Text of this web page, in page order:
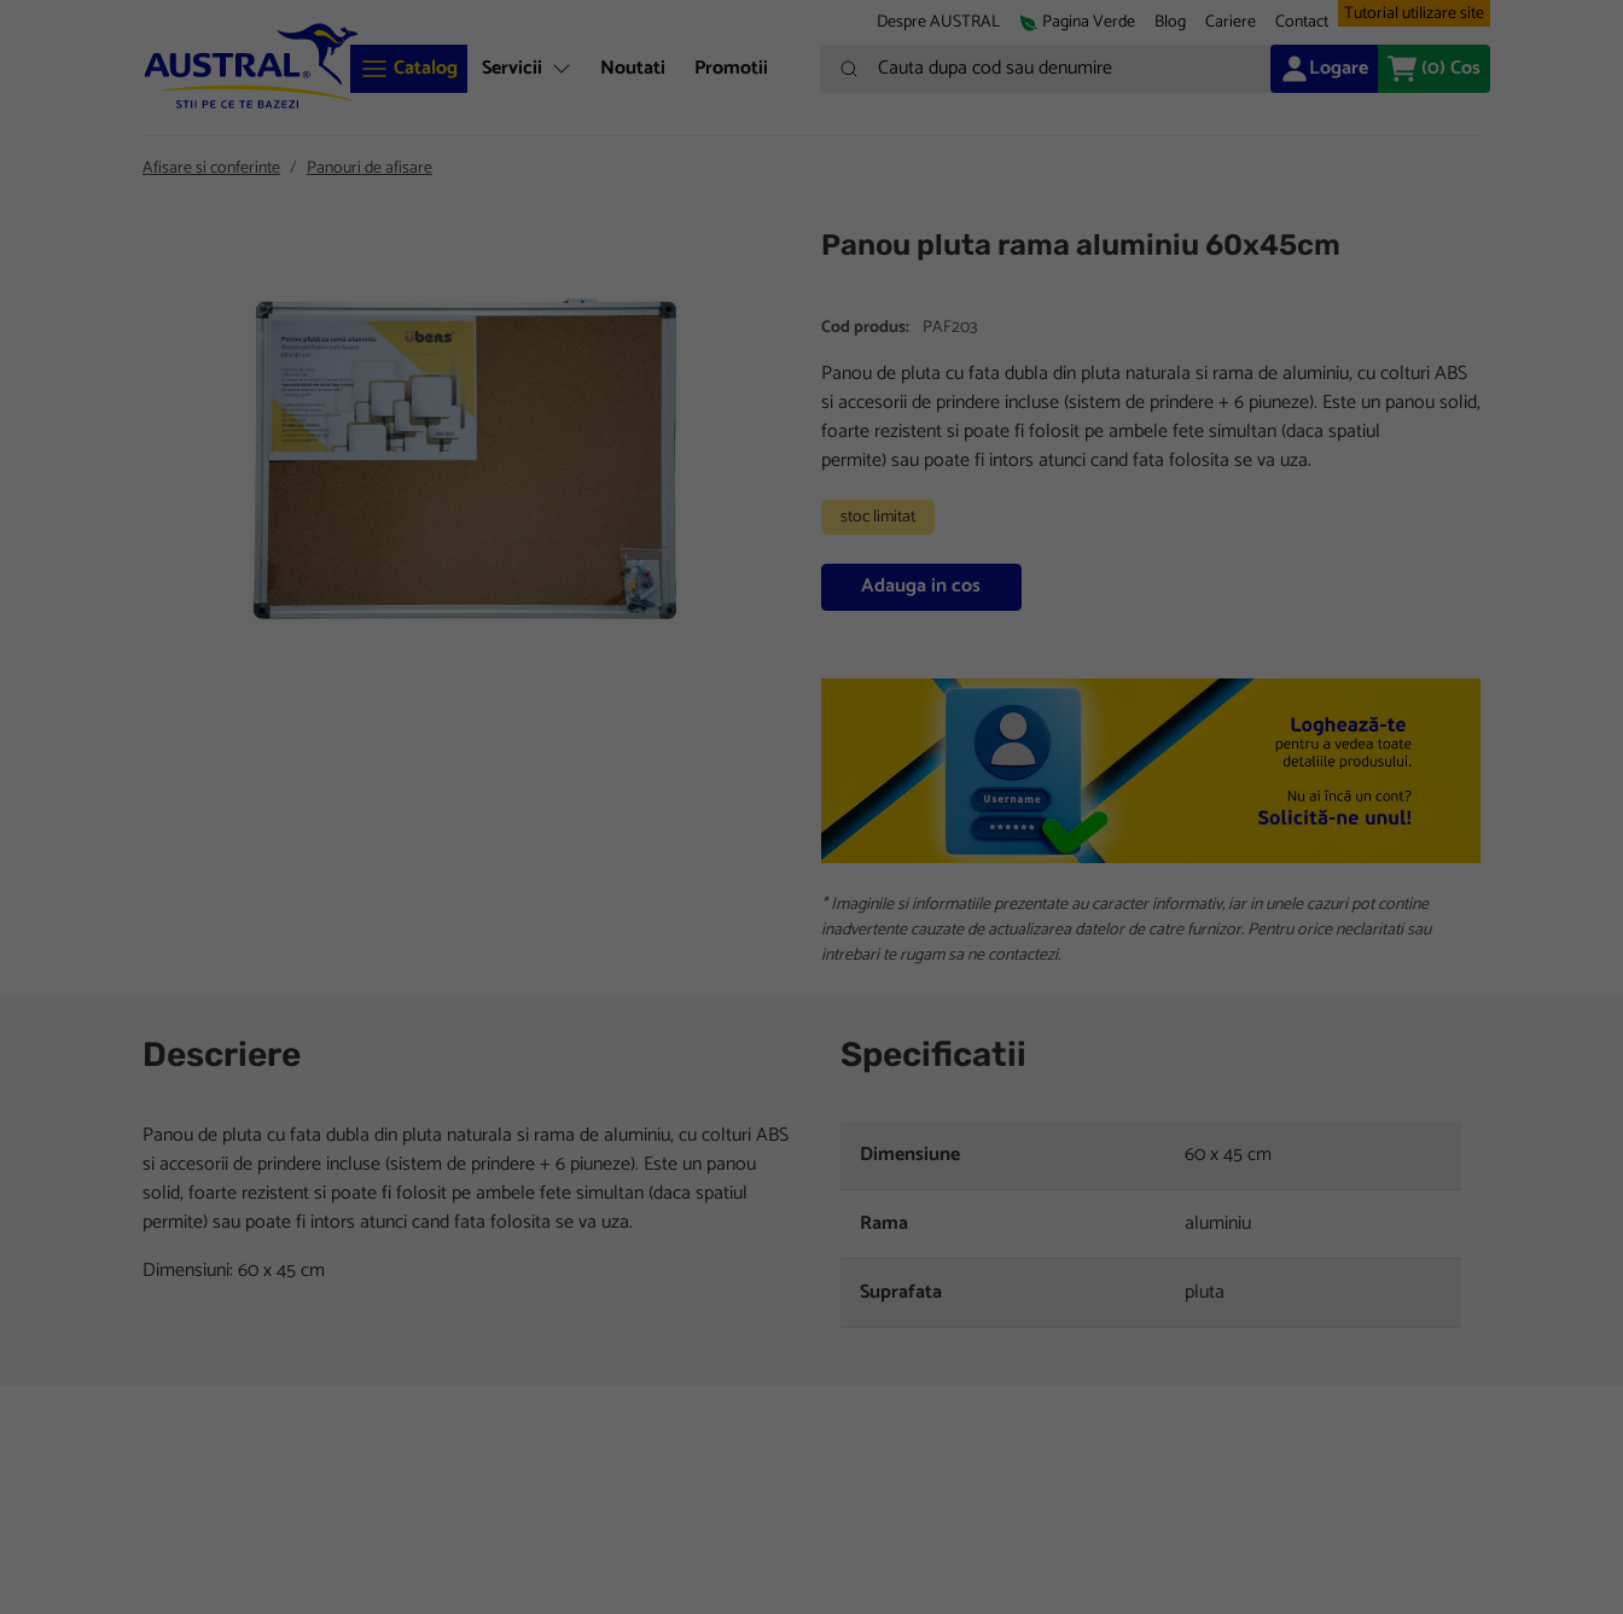
Despre AUSTRAL Pagina Verde Blog Cariere Contact Tutorial utilizare site
Catalog Servicii Noutati Promotii Cauta dupa cod sau denumire Logare (0)Cos
Afisare si conferinte Panouri de afisare
Panou pluta rama aluminiu 60x45cm
Cod produs: PAF203
Panou de pluta cu fata dubla din pluta naturala si rama de aluminiu, cu colturi ABS
si accesorii de prindere incluse (sistem de prindere + 6 piuneze). Este un panou solid,
foarte rezistent si poate fi folosit pe ambele fete simultan (daca spatiul
permite) sau poate fi intors atunci cand fata folosita se va uza.
stoc limitat
Adauga in cos
* Imaginile si informatiile prezentate au caracter informativ, iar in unele cazuri pot contine
inadvertente cauzate de actualizarea datelor de catre furnizor. Pentru orice neclaritati sau
intrebari te rugam sa ne contactezi.
Descriere
Panou de pluta cu fata dubla din pluta naturala si rama de aluminiu, cu colturi ABS
si accesorii de prindere incluse (sistem de prindere + 6 piuneze). Este un panou
solid, foarte rezistent si poate fi folosit pe ambele fete simultan (daca spatiul
permite) sau poate fi intors atunci cand fata folosita se va uza.
Dimensiuni: 60 x 45 cm
Specificatii
Dimensiune 60 x 45 cm
Rama aluminiu
Suprafata pluta